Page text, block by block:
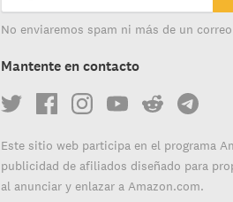
No enviaremos spam ni más de un
Mantente en contacto
Este sitio web participa en el programa
publicidad de afiliados diseñado para
al anunciar y enlazar a Amazon.com.